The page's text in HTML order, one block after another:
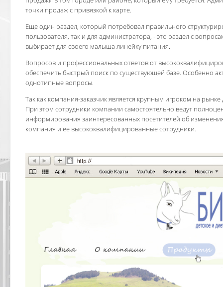
точки продаж с привязкой к карте.
Еще один раздел, который потребовал правильного
пользователя, так и для администратора, - это раздел с
выбирает для своего малыша линейку питания.
Вопросов и профессиональных ответов от
обеспечить быстрый поиск по существующей базе. Особенно
однотипные вопросы.
Так как компания-заказчик является крупным игроком на
При этом сотрудники компании самостоятельно ведут
информирования заинтересованных посетителей об
компания и ее высококвалифицированные сотрудники.